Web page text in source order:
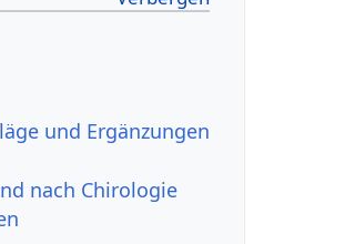
und Ergänzungen
nach Chirologie